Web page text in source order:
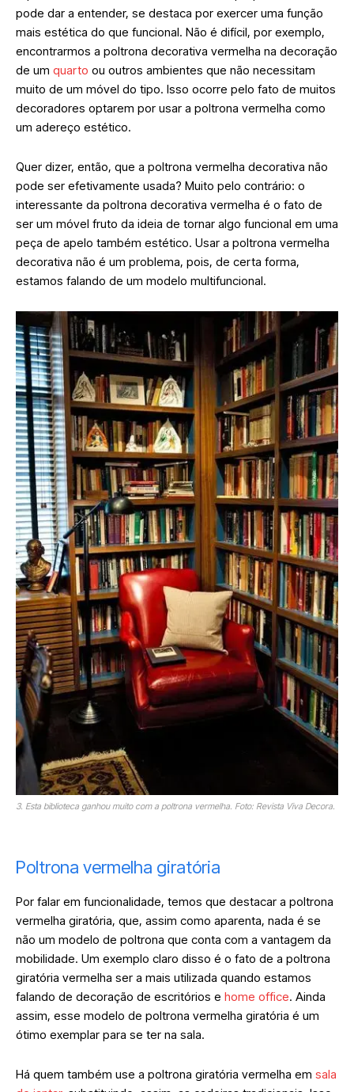
pode dar a entender, se destaca por exercer uma função
mais estética do que funcional. Não é difícil, por exemplo,
encontrarmos a poltrona decorativa vermelha na decoração
de um quarto ou outros ambientes que não necessitam
muito de um móvel do tipo. Isso ocorre pelo fato de muitos
decoradores optarem por usar a poltrona vermelha como
um adereço estético.
Quer dizer, então, que a poltrona vermelha decorativa não
pode ser efetivamente usada? Muito pelo contrário: o
interessante da poltrona decorativa vermelha é o fato de
ser um móvel fruto da ideia de tornar algo funcional em uma
peça de apelo também estético. Usar a poltrona vermelha
decorativa não é um problema, pois, de certa forma,
estamos falando de um modelo multifuncional.
3. Esta biblioteca ganhou muito com a poltrona vermelha. Foto: Revista Viva Decora.
Poltrona vermelha giratória
Por falar em funcionalidade, temos que destacar a poltrona
vermelha giratória, que, assim como aparenta, nada é se
não um modelo de poltrona que conta com a vantagem da
mobilidade. Um exemplo claro disso é o fato de a poltrona
giratória vermelha ser a mais utilizada quando estamos
falando de decoração de escritórios e home office. Ainda
assim, esse modelo de poltrona vermelha giratória é um
ótimo exemplar para se ter na sala.
Há quem também use a poltrona giratória vermelha em sala